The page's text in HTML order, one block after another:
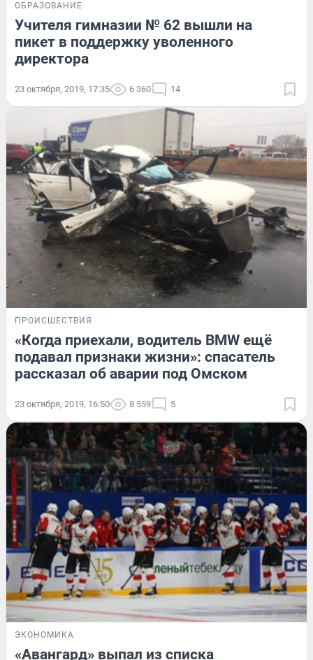
ОБРАЗОВАНИЕ
Учителя гимназии № 62 вышли на
пикет в поддержку уволенного
директора
23 октября, 2019, 17:35 6 360 14
ПРОИСШЕСТВИЯ
«Когда приехали, водитель BMW ещё
подавал признаки жизни»: спасатель
рассказал об аварии под Омском
23 октября, 2019, 16:50 8 559 5
ЭКОНОМИКА
«Авангард» выпал из списка